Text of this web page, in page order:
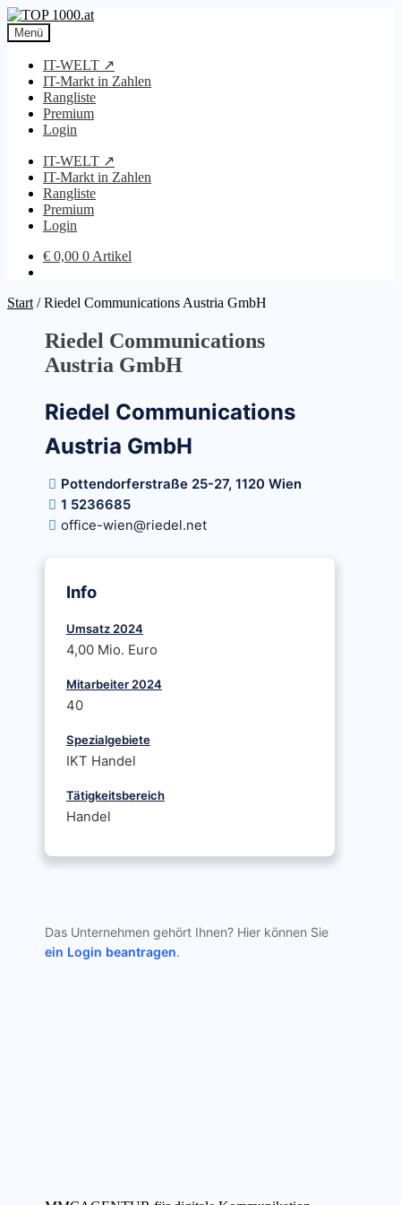
Zur
Navigation
springen
Zum
Inhalt
springen
Menü
IT-WELT ↗
IT-Markt in Zahlen
Rangliste
Premium
Login
IT-WELT ↗
IT-Markt in Zahlen
Rangliste
Premium
Login
€ 0,00 0 Artikel
Start /Riedel Communications Austria GmbH
Riedel Communications
Austria GmbH
Riedel Communications
Austria GmbH
Pottendorferstraße 25-27, 1120 Wien
1 5236685
office-wien@riedel.net
Info
Umsatz 2024
4,00 Mio. Euro
Mitarbeiter 2024
40
Spezialgebiete
IKT Handel
Tätigkeitsbereich
Handel
Das Unternehmen gehört Ihnen? Hier können Sie
ein Login beantragen.